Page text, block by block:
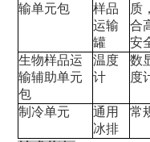
输单元包
样品
运输
罐
质
合
安
生物样品运
输辅助单元
包
温度
计
数
度
制冷单元
通用
冰排
常